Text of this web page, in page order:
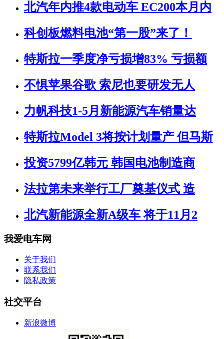
北汽年内推4款电动车 EC200本月内
科创板燃料电池“第一股”来了！
特斯拉一季度净亏损增83% 亏损额
不惧苹果谷歌 索尼也要研发无人
力帆科技1-5月新能源汽车销量达
特斯拉Model 3将按计划量产 但马斯
投资5799亿韩元 韩国电池制造商
法拉第未来举行工厂奠基仪式 造
北汽新能源全新A级车 将于11月2
我爱电车网
关于我们
联系我们
隐私政策
社交平台
新浪微博